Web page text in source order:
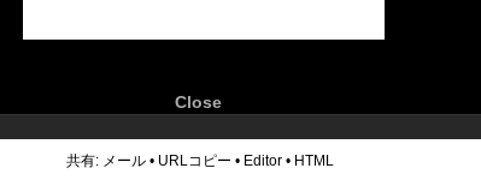
Close
共有: メール • URLコピー • Editor • HTML